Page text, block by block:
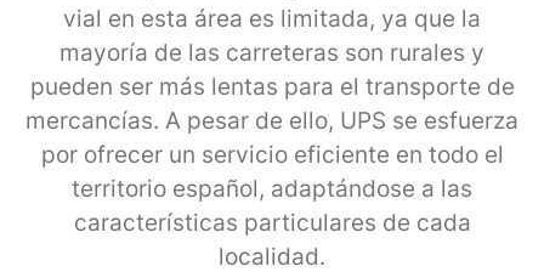
vial en esta área es limitada, ya que la
mayoría de las carreteras son rurales y
pueden ser más lentas para el transporte de
mercancías. A pesar de ello, UPS se esfuerza
por ofrecer un servicio eficiente en todo el
territorio español, adaptándose a las
características particulares de cada
localidad.